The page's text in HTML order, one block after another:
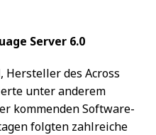
Server 6.0
, Hersteller des Across
unter anderem
kommenden Software-
folgten zahlreiche